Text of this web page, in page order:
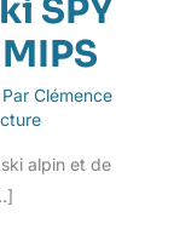
SPY
Clémence
alpin et de